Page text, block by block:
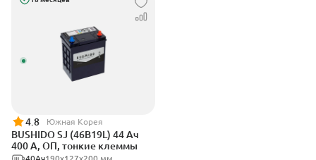
4.8 Южная Корея
BUSHIDO SJ (46B19L) 44 Ач
400 А, ОП, тонкие клеммы